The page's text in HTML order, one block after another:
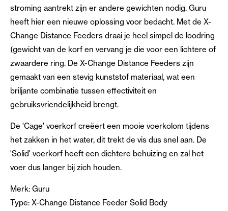
stroming aantrekt zijn er andere gewichten nodig. Guru
heeft hier een nieuwe oplossing voor bedacht. Met de X-
Change Distance Feeders draai je heel simpel de loodring
(gewicht van de korf en vervang je die voor een lichtere of
zwaardere ring. De X-Change Distance Feeders zijn
gemaakt van een stevig kunststof materiaal, wat een
briljante combinatie tussen effectiviteit en
gebruiksvriendelijkheid brengt.
De 'Cage' voerkorf creëert een mooie voerkolom tijdens
het zakken in het water, dit trekt de vis dus snel aan. De
'Solid' voerkorf heeft een dichtere behuizing en zal het
voer dus langer bij zich houden.
Merk: Guru
Type: X-Change Distance Feeder Solid Body